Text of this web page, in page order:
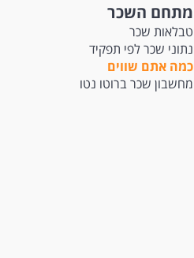
מתחם השכר
טבלאות שכר
נתוני שכר לפי תפקיד
כמה אתם שווים
מחשבון שכר ברוטו נטו